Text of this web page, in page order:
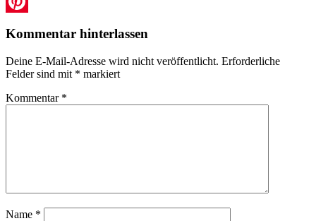
Kommentar hinterlassen
Deine E-Mail-Adresse wird nicht veröffentlicht. Erforderliche
Felder sind mit * markiert
Kommentar *
Name *